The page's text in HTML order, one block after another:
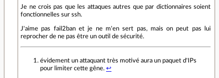
Je ne crois pas que les attaques autres que par dictionnaires soient
fonctionnelles sur ssh.
J'aime pas fail2ban et je ne m'en sert pas, mais on peut pas lui
reprocher de ne pas être un outil de sécurité.
évidement un attaquant très motivé aura un paquet d'IPs
pour limiter cette gêne.↩